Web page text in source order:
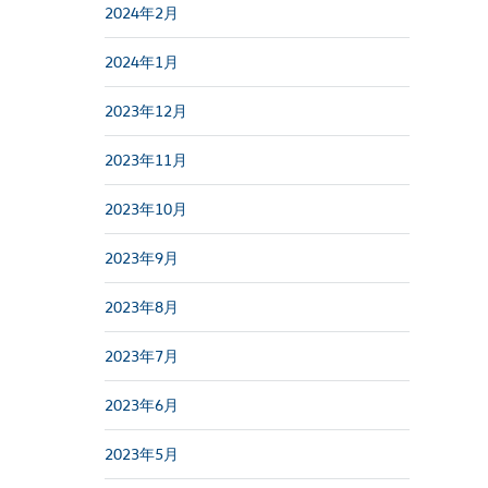
2024年2月
2024年1月
2023年12月
2023年11月
2023年10月
2023年9月
2023年8月
2023年7月
2023年6月
2023年5月